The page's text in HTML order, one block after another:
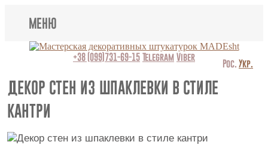
МЕНЮ
Lincrusta
Виды штукатурок
Поклейка обоев
Картины
+38 (099)731-69-15TelegramViber
ДЕКОР СТЕН ИЗ ШПАКЛЕВКИ В СТИЛЕ
КАНТРИ
Рос.Укр.